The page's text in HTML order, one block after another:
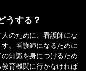
うする？
のために、看護師にな
。看護師になるために
知識を身につけるため
育機関に行かなければ